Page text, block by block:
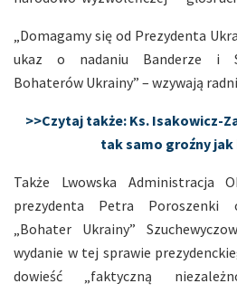
„Domagamy się od Prezydenta
ukaz o nadaniu Banderze i
Bohaterów Ukrainy” – wzywają
>>Czytaj także: Ks. Isakowicz-
tak samo groźny
Także Lwowska Administracja
prezydenta Petra Poroszenki
„Bohater Ukrainy”
wydanie w tej sprawie
dowieść „faktyczną